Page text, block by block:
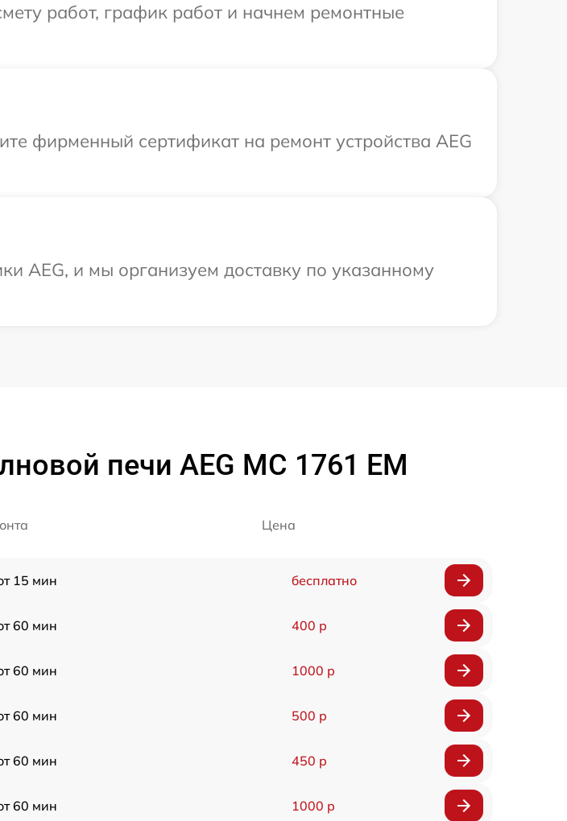
работ, график работ и начнем ремонтные
фирменный сертификат на ремонт устройства AEG
AEG, и мы организуем доставку по указанному
печи AEG MC 1761 EM
Цена
15 мин бесплатно
60 мин 400 р
60 мин 1000 р
60 мин 500 р
60 мин 450 р
60 мин 1000 р